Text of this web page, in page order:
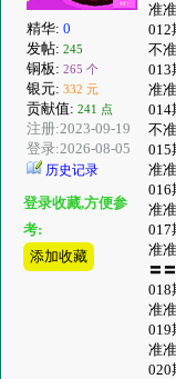
精华: 0
发帖: 245
铜板: 265 个
银元: 332 元
贡献值: 241 点
注册:2023-09-19
登录:2026-08-05
历史记录
登录收藏,方便参
考:
添加收藏
准准
012
不准
013
准准
014
不准
015
准准
016
准准
017
准准
〓
018
准准
019
准准
020